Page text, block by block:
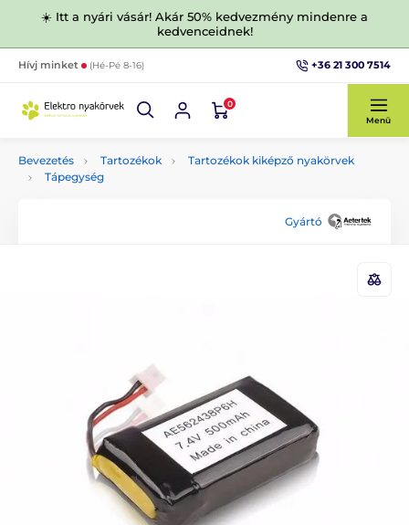
☀️ Itt a nyári vásár! Akár 50% kedvezmény mindenre a
kedvenceidnek!
Hívj minket (Hé-Pé 8-16) +36 21 300 7514
0
Menü
Bevezetés Tartozékok
Tartozékok kiképző nyakörvek
Tápegység
Gyártó